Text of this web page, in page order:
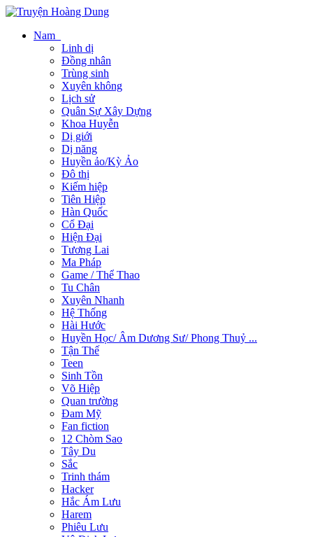
Nam
Linh dị
Đồng nhân
Trùng sinh
Xuyên không
Lịch sử
Quân Sự Xây Dựng
Khoa Huyễn
Dị giới
Dị năng
Huyền ảo/Kỳ Ảo
Đô thị
Kiếm hiệp
Tiên Hiệp
Hàn Quốc
Cổ Đại
Hiện Đại
Tương Lai
Ma Pháp
Game / Thể Thao
Tu Chân
Xuyên Nhanh
Hệ Thống
Hài Hước
Huyền Học/ Âm Dương Sư/ Phong Thuỷ ...
Tận Thế
Teen
Sinh Tồn
Võ Hiệp
Quan trường
Đam Mỹ
Fan fiction
12 Chòm Sao
Tây Du
Sắc
Trinh thám
Hacker
Hắc Ám Lưu
Harem
Phiêu Lưu